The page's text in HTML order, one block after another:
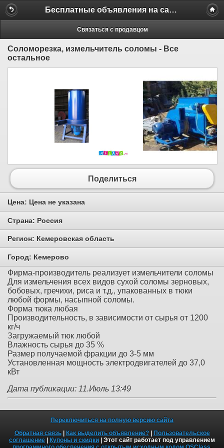
Бесплатные объявления на сайте MILAMO.ru
Связаться с продавцом
Соломорезка, измельчитель соломы - Все
остальное
Поделиться
Цена: Цена не указана
Страна: Россия
Регион: Кемеровская область
Город: Кемерово
Фирма-производитель реализует измельчители соломы
Для измельчения всех видов сухой соломы зерновых,
бобовых, гречихи, риса и т.д., упакованных в тюки
любой формы, насыпной соломы.
Форма тюка любая
Производительность, в зависимости от сырья от 1200
кг/ч
Загружаемый тюк любой
Влажность сырья до 35 %
Размер получаемой фракции до 3-5 мм
Установленная мощность электродвигателей до 37,0
кВт
Дата публикации: 11.Июль 13:49
Переключиться на полную версию сайта
Обратная связь| Как выделить объявление?| Пользовательское
соглашение | Купоны и скидки | Этот сайт работает под управлением